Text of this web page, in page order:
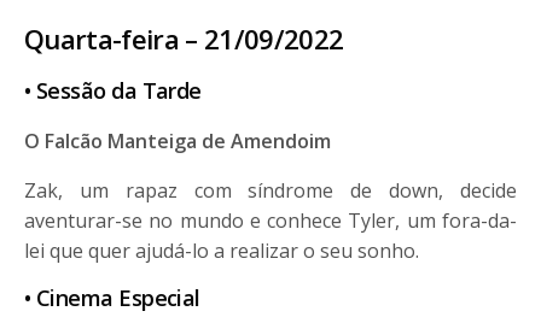
Quarta-feira – 21/09/2022
• Sessão da Tarde
O Falcão Manteiga de Amendoim
Zak, um rapaz com síndrome de down, decide
aventurar-se no mundo e conhece Tyler, um fora-da-
lei que quer ajudá-lo a realizar o seu sonho.
• Cinema Especial